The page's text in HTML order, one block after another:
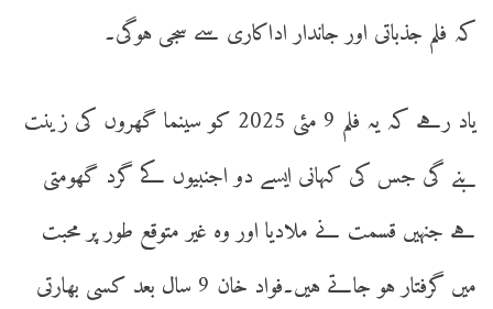
کہ فلم جذباتی اور جاندار اداکاری سے سجی ہوگی۔
یاد رہے کہ یہ فلم 9 مئی 2025 کو سینما گھروں کی زینت
بنے گی جس کی کہانی ایسے دو اجنبیوں کے گرد گھومتی
ہے جنہیں قسمت نے ملادیا اور وہ غیر متوقع طور پر محبت
میں گرفتار ہو جاتے ہیں۔فواد خان 9 سال بعد کسی بھارتی